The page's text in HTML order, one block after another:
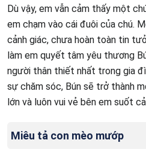
Dù vậy, em vẫn cảm thấy một
em chạm vào cái đuôi của chú.
cảnh giác, chưa hoàn toàn tin
làm em quyết tâm yêu thương
người thân thiết nhất trong gia
sự chăm sóc, Bún sẽ trở thành
lớn và luôn vui vẻ bên em suốt
Miêu tả con mèo mướp